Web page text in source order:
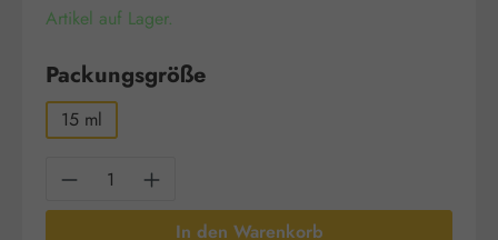
Artikel auf Lager.
Packungsgrößeauswählen
15 ml
Produkt Anzahl: Gib den gewünschten
In den Warenkorb